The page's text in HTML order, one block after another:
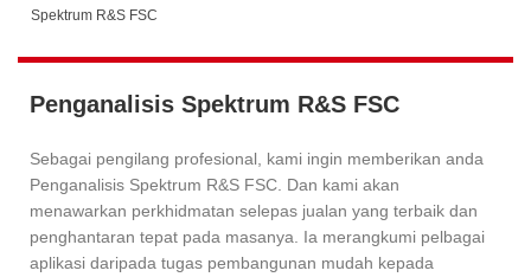
Spektrum R&S FSC
Penganalisis Spektrum R&S FSC
Sebagai pengilang profesional, kami ingin memberikan anda
Penganalisis Spektrum R&S FSC. Dan kami akan
menawarkan perkhidmatan selepas jualan yang terbaik dan
penghantaran tepat pada masanya. Ia merangkumi pelbagai
aplikasi daripada tugas pembangunan mudah kepada